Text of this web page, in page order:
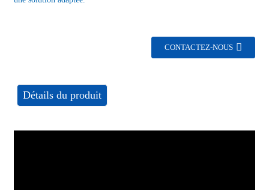
CONTACTEZ-NOUS
Détails du produit